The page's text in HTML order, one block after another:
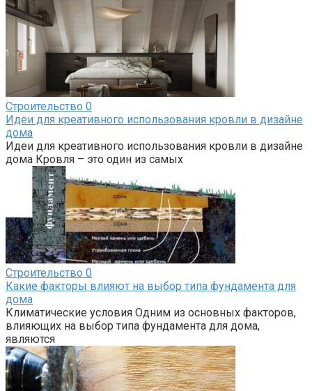
Строительство 0
Идеи для креативного использования кровли в дизайне
дома
Идеи для креативного использования кровли в дизайне
дома Кровля – это один из самых
Строительство 0
Какие факторы влияют на выбор типа фундамента для
дома
Климатические условия Одним из основных факторов,
влияющих на выбор типа фундамента для дома,
являются